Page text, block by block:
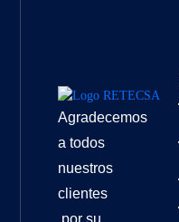
Agradecemos
a todos
nuestros
clientes
por su